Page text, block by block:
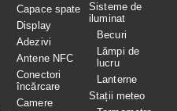
Capace spate
Display
Adezivi
Antene NFC
Conectori
încărcare
Camere
Sisteme de
iluminat
Becuri
Lămpi de
lucru
Lanterne
Stații meteo